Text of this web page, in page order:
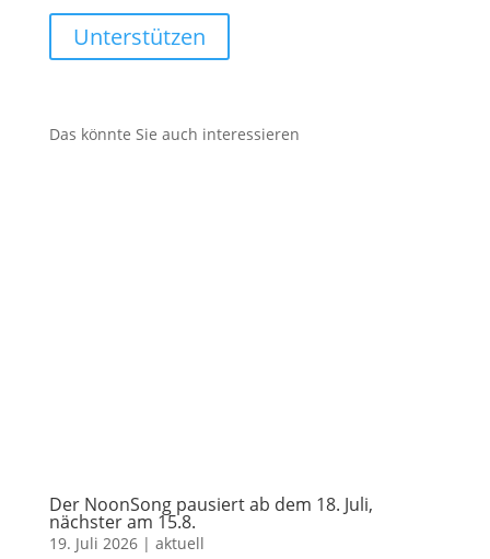
Unterstützen
Das könnte Sie auch interessieren
Der NoonSong pausiert ab dem 18. Juli,
nächster am 15.8.
19. Juli 2026| aktuell